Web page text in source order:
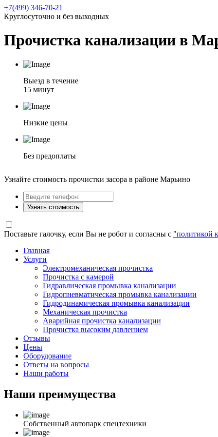
+7(499) 346-70-21
Круглосуточно и без выходных
Прочистка канализации в
Выезд в течение
15 минут
Низкие цены
Без предоплаты
Узнайте стоимость прочистки засора в районе Марьино
Узнать стоимость
Поставьте галочку, если Вы не робот и согласны с "политикой
Главная
Услуги
Электромеханическая прочистка
Прочистка с камерой
Гидравлическая промывка канализации
Гидропневматическая промывка канализации
Гидродинамическая промывка канализации
Механическая прочистка
Аварийная прочистка канализации
Прочистка высоким давлением
Отзывы
Цены
Оборудование
Ответы на вопросы
Наши работы
Наши преимущества
Собственный автопарк спецтехники